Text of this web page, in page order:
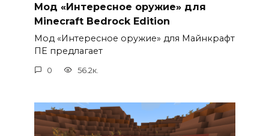
Мод «Интересное оружие» для
Minecraft Bedrock Edition
Мод «Интересное оружие» для Майнкрафт
ПЕ предлагает
0 56.2к.